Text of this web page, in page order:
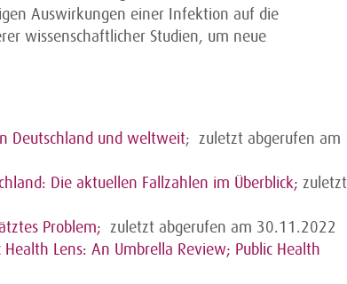
Auswirkungen einer Infektion auf die
wissenschaftlicher Studien, um neue
Deutschland und weltweit; zuletzt abgerufen am
Die aktuellen Fallzahlen im Überblick; zuletzt
Problem; zuletzt abgerufen am 30.11.2022
Lens: An Umbrella Review; Public Health